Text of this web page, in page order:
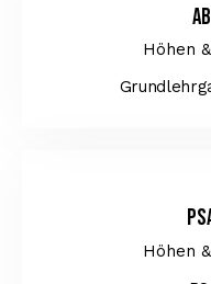
Höhen
Höhen